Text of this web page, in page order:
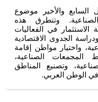
والأخير موضوع
وتتطرق هذه
الاستثمار في الفعاليات
الجدوى الاقتصادية
واختيار مواطن إقامة
المجمعات الصناعية،
وتصنيع المناطق
في الوطن العربي.